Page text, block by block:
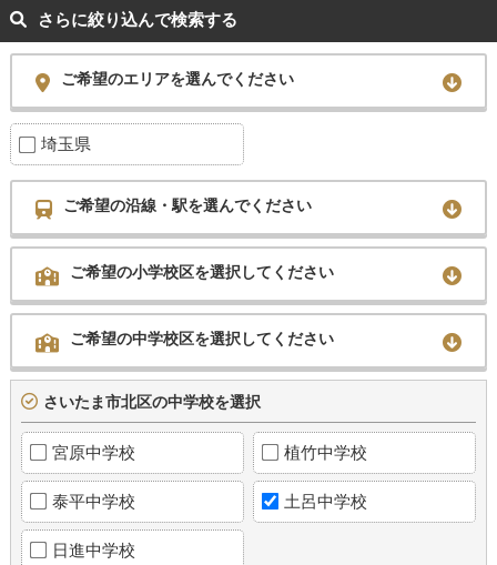
さらに絞り込んで検索する
ご希望のエリアを選んでください
埼玉県
ご希望の沿線・駅を選んでください
ご希望の小学校区を選択してください
ご希望の中学校区を選択してください
さいたま市北区の中学校を選択
宮原中学校 植竹中学校
泰平中学校 土呂中学校
日進中学校